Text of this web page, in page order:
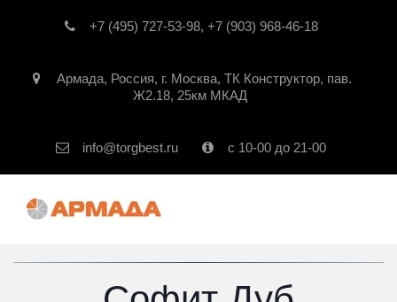
+7 (495) 727-53-98, +7 (903) 968-46-18
Армада, Россия, г. Москва, ТК Конструктор, пав.
Ж2.18, 25км МКАД
info@torgbest.ru с 10-00 до 21-00